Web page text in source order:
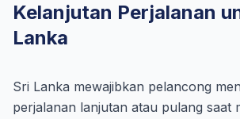
Kelanjutan Perjalanan
Lanka
Sri Lanka mewajibkan pelancong
perjalanan lanjutan atau pulang saat